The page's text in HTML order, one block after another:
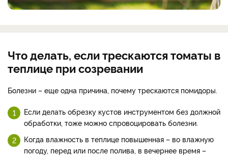
Что делать, если трескаются томаты в
теплице при созревании
Болезни – еще одна причина, почему трескаются помидоры.
Если делать обрезку кустов инструментом без должной
обработки, тоже можно спровоцировать болезни.
Когда влажность в теплице повышенная – во влажную
погоду, перед или после полива, в вечернее время –